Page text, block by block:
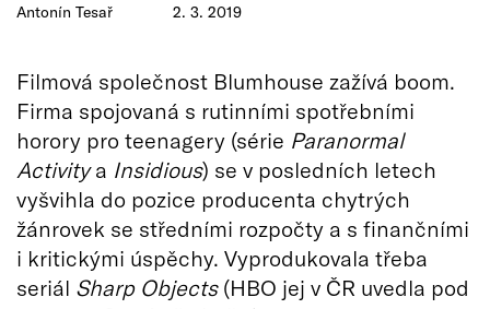
Antonín Tesař 2. 3. 2019
Filmová společnost Blumhouse zažívá boom.
Firma spojovaná s rutinními spotřebními
horory pro teenagery (série Paranormal
Activitya Insidious) se v posledních letech
vyšvihla do pozice producenta chytrých
žánrovek se středními rozpočty a s finančními
i kritickými úspěchy. Vyprodukovala třeba
seriál Sharp Objects (HBO jej v ČR uvedla pod